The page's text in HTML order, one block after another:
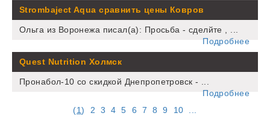
Strombaject Aqua сравнить цены Ковров
Ольга из Воронежа писал(а): Просьба - сделйте , ...
Подробнее
Quest Nutrition Холмск
Пронабол-10 со скидкой Днепропетровск - ...
Подробнее
(1) 2 3 4 5 6 7 8 9 10 ...